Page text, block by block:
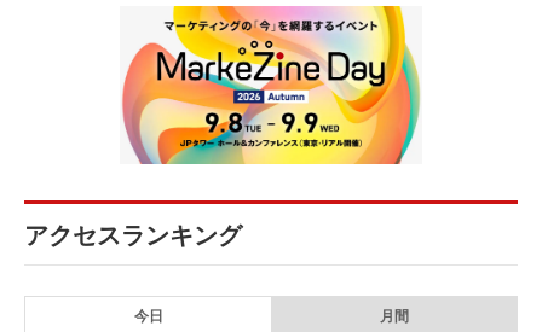
アクセスランキング
今日 月間